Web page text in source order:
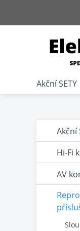
Akční
Hi-Fi
AV
Akční SETY